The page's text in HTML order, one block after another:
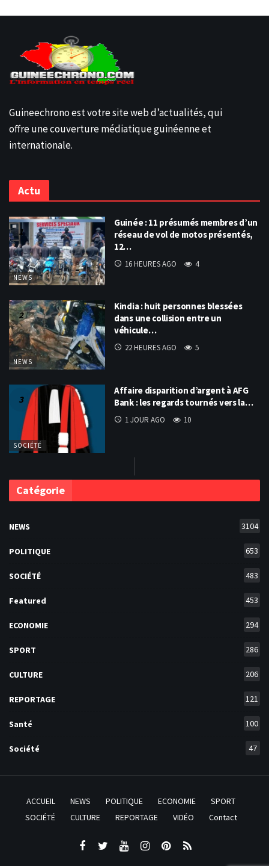
Guineechrono est votre site web d’actualités, qui
offre une couverture médiatique guinéenne et
internationale.
Actu
NEWS
Guinée : 11 présumés membres d’un
réseau de vol de motos présentés,
12…
16 HEURES AGO 4
NEWS
Kindia : huit personnes blessées
dans une collision entre un
véhicule…
22 HEURES AGO 5
SOCIÉTÉ
Affaire disparition d’argent à AFG
Bank : les regards tournés vers la…
1 JOUR AGO 10
Catégorie
NEWS 3104
POLITIQUE 653
SOCIÉTÉ 483
Featured 453
ECONOMIE 294
SPORT 286
CULTURE 206
REPORTAGE 121
Santé 100
Société 47
ACCUEIL NEWS POLITIQUE ECONOMIE
SPORT
SOCIÉTÉ
CULTURE REPORTAGE VIDÉO Contact